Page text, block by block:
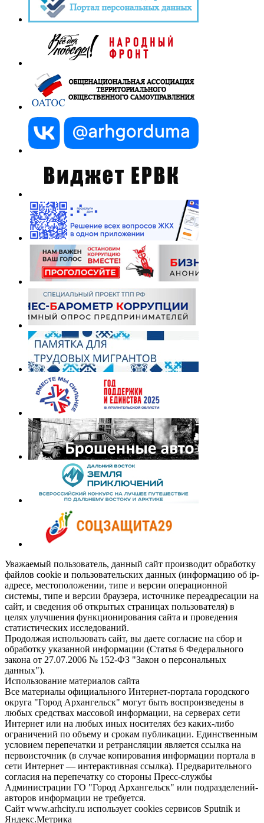
Уважаемый пользователь, данный сайт производит обработку
файлов cookie и пользовательских данных (информацию об ip-
адресе, местоположении, типе и версии операционной
системы, типе и версии браузера, источнике переадресации на
сайт, и сведения об открытых страницах пользователя) в
целях улучшения функционирования сайта и проведения
статистических исследований.
Продолжая использовать сайт, вы даете согласие на сбор и
обработку указанной информации (Статья 6 Федерального
закона от 27.07.2006 № 152-ФЗ "Закон о персональных
данных").
Использование материалов сайта
Все материалы официального Интернет-портала городского
округа "Город Архангельск" могут быть воспроизведены в
любых средствах массовой информации, на серверах сети
Интернет или на любых иных носителях без каких-либо
ограничений по объему и срокам публикации. Единственным
условием перепечатки и ретрансляции является ссылка на
первоисточник (в случае копирования информации портала в
сети Интернет — интерактивная ссылка). Предварительного
согласия на перепечатку со стороны Пресс-службы
Администрации ГО "Город Архангельск" или подразделений-
авторов информации не требуется.
Сайт www.arhcity.ru использует cookies сервисов Sputnik и
Яндекс.Метрика